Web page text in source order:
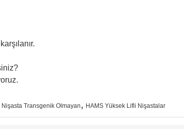
Nişasta Transgenik Olmayan , HAMS Yüksek Lifli Nişastalar